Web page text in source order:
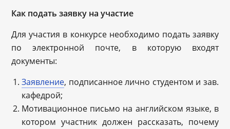
Как подать заявку на участие
Для участия в конкурсе необходимо подать заявку
по электронной почте, в которую входят
документы:
Заявление, подписанное лично студентом и зав.
кафедрой;
Мотивационное письмо на английском языке, в
котором участник должен рассказать, почему